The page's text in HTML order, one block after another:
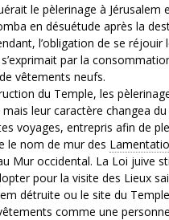
le pèlerinage à Jérusalem
en désuétude après la
l’obligation de se réjouir
par la
vêtements neufs.
du Temple, les
leur caractère changea
voyages, entrepris afin de
le nom de mur des
Mur occidental. La Loi juive
pour la visite des Lieux
détruite ou le site du
comme une